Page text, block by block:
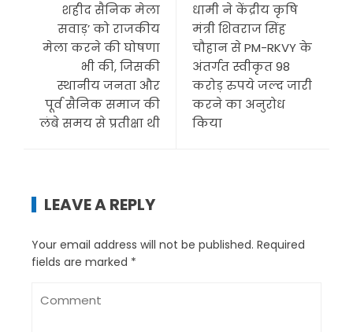
शहीद सैनिक मेला
सवाड़’ को राजकीय
मेला करने की घोषणा
भी की, जिसकी
स्थानीय जनता और
पूर्व सैनिक समाज की
लंबे समय से प्रतीक्षा थी
धामी ने केंद्रीय कृषि
मंत्री शिवराज सिंह
चौहान से PM-RKVY के
अंतर्गत स्वीकृत 98
करोड़ रुपये जल्द जारी
करने का अनुरोध
किया
LEAVE A REPLY
Your email address will not be published. Required
fields are marked *